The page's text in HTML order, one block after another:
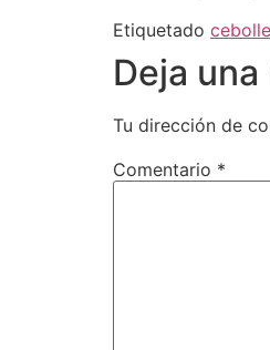
Etiquetado
Deja
Tu dirección de
Comentario *